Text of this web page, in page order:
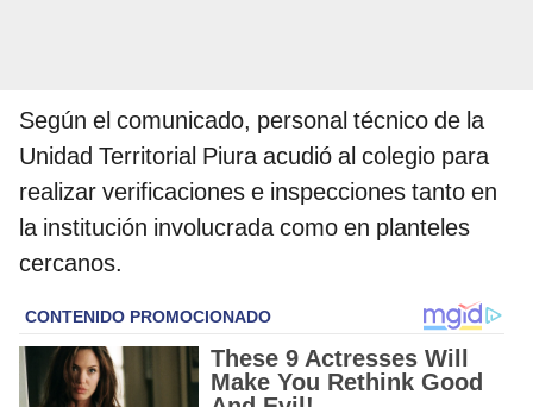
Según el comunicado, personal técnico de la
Unidad Territorial Piura acudió al colegio para
realizar verificaciones e inspecciones tanto en
la institución involucrada como en planteles
cercanos.